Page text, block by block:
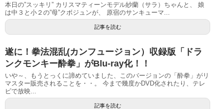
本日の”スッキリ” カリスマティーンモデル紗蘭（サラ）ちゃんと、 娘
は中３と小２の”母”クボジュンが、 原宿のサンキューマ...
記事を読む
遂に！拳法混乱(カンフュージョン）収録版「ドラ
ンクモンキー酔拳」がBlu-ray化！！
いや～、もうとっくに諦めていました、このバージョンの「酔拳」がリ
マスター販売されることを・・。 今まで幾度かDVD化されたり、テレ
ビで放映...
記事を読む